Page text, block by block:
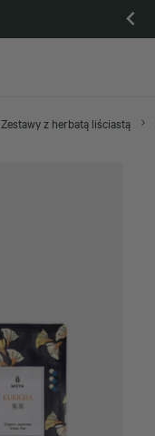
Zestawy z herbatą liściastą